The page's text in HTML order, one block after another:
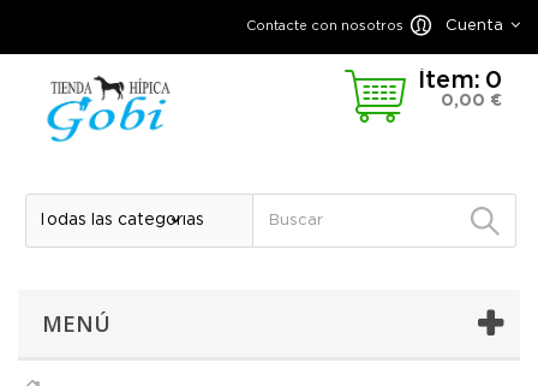
Cuenta
Contacte con nosotros
Ítem: 0
0,00 €
MENÚ